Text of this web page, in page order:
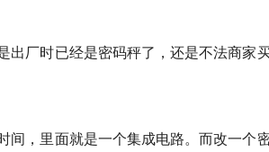
厂时已经是密码秤了，还是不法商家
，里面就是一个集成电路。而改一个